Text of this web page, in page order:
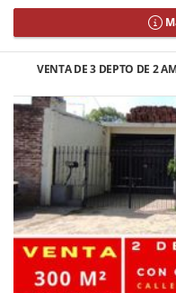
VENTA DE 3 DEPTO DE 2